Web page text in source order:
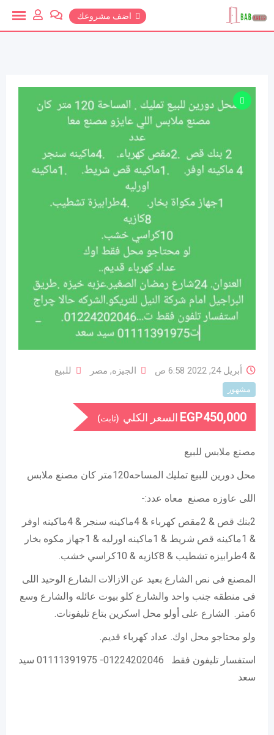
للمحتوي
اضف مشروعك
أبريل 24, 2022 6:58 ص الجيزه, مصر للبيع
مشهور
EGP450,000 السعر الكلي (ثابت)
مصنع ملابس للبيع
محل دورين للبيع تمليك المساحه120متر كان مصنع ملابس
اللى عاوزه مصنع معاه عدد:-
2بنك قص & 2مقص كهرباء & 4ماكينه سنجر & 4ماكينه اوفر
& 1ماكينه قص شريط & 1ماكينه اورليه & 1جهاز مكوه بخار
& 4طرابيزه تشطيب & 8كازيه & 10كراسي خشب.
المصنع فى نص الشارع بعيد عن الازالات الشارع الوحيد اللى
فى منطقه جنب واحد والشارع كلو بيوت عائله والشارع وسع
6متر. الشارع على أولو محل اسكرين بتاع تليفونات.
ولو محتاجو محل اوك. عداد كهرباء قديم.
استفسار تليفون فقط 01224202046- 01111391975 سيد
سعد